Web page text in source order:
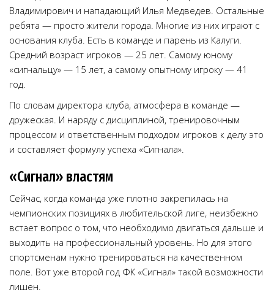
Владимирович и нападающий Илья Медведев. Остальные
ребята — просто жители города. Многие из них играют с
основания клуба. Есть в команде и парень из Калуги.
Средний возраст игроков — 25 лет. Самому юному
«сигнальцу» — 15 лет, а самому опытному игроку — 41
год.
По словам директора клуба, атмосфера в команде —
дружеская. И наряду с дисциплиной, тренировочным
процессом и ответственным подходом игроков к делу это
и составляет формулу успеха «Сигнала».
«Сигнал» властям
Сейчас, когда команда уже плотно закрепилась на
чемпионских позициях в любительской лиге, неизбежно
встает вопрос о том, что необходимо двигаться дальше и
выходить на профессиональный уровень. Но для этого
спортсменам нужно тренироваться на качественном
поле. Вот уже второй год ФК «Сигнал» такой возможности
лишен.